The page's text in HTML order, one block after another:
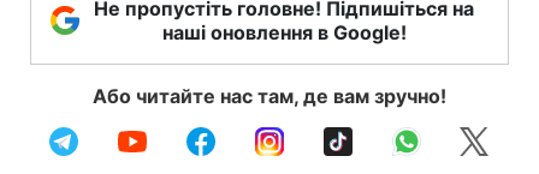
Не пропустіть головне! Підпишіться на
наші оновлення в Google!
Або читайте нас там, де вам зручно!